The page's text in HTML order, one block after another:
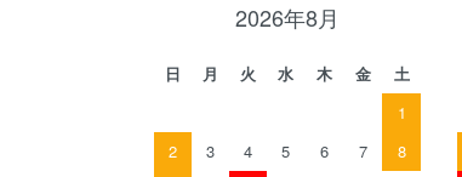
2026年8月
日 月 火 水 木 金
土
1
2
3 4 5 6 7
8